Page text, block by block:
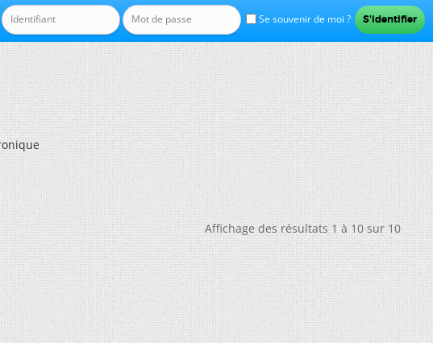
Se souvenir de moi ?
Affichage des résultats 1 à 10 sur 10